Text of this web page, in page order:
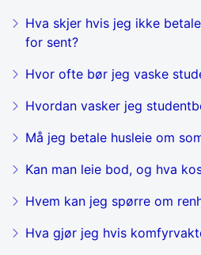
Hva skjer hvis jeg ikke
for sent?
Hvor ofte bør jeg vaske
Hvordan vasker jeg
Må jeg betale husleie om
Kan man leie bod, og hva
Hvem kan jeg spørre om
Hva gjør jeg hvis